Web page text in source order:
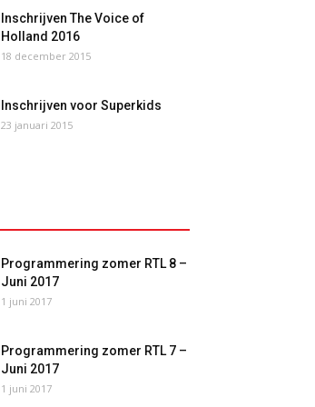
Inschrijven The Voice of
Holland 2016
18 december 2015
Inschrijven voor Superkids
23 januari 2015
Programmering zomer RTL 8 –
Juni 2017
1 juni 2017
Programmering zomer RTL 7 –
Juni 2017
1 juni 2017